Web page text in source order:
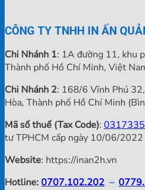
CÔNG TY TNHH IN ẤN
Chi Nhánh 1: 1A đường 11, khu
Thành phố Hồ Chí Minh, Việt
Chi Nhánh 2: 168/6 Vĩnh Phú
Hòa, Thành phố Hồ Chí Minh
Mã số thuế (Tax Code):
tư TPHCM cấp ngày 10/06/2022
Website: https://inan2h.vn
Hotline:0707.102.202 –